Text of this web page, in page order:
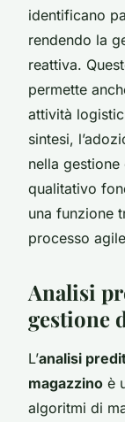
identificano
rendendo la
reattiva.
permette
attività
sintesi,
nella
qualitativo
una funzione
processo
Analisi
gestione
L’analisi
magazzino è
algoritmi di